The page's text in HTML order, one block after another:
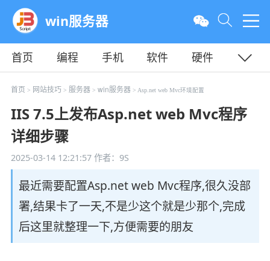
win服务器
首页 编程 手机 软件
硬件
教程
平面 服务器
首页 > 网站技巧 > 服务器> win服务器> Asp.net web Mvc环境配置
IIS 7.5上发布Asp.net web Mvc程序
详细步骤
2025-03-14 12:21:57作者：9S
最近需要配置Asp.net web Mvc程序,很久没部
署,结果卡了一天,不是少这个就是少那个,完成
后这里就整理一下,方便需要的朋友